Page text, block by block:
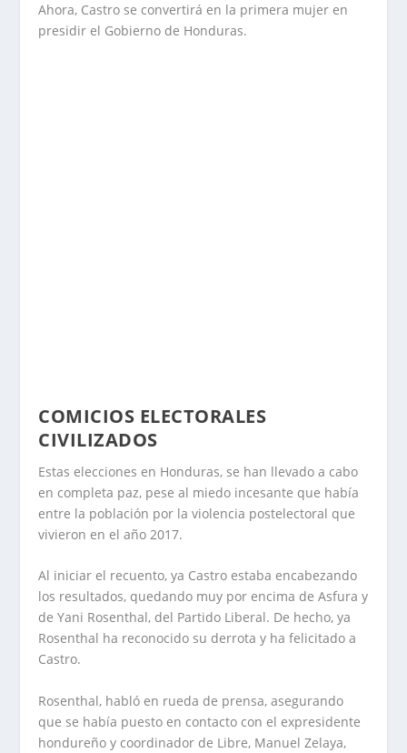
Ahora, Castro se convertirá en la primera mujer en
presidir el Gobierno de Honduras.
COMICIOS ELECTORALES
CIVILIZADOS
Estas elecciones en Honduras, se han llevado a cabo
en completa paz, pese al miedo incesante que había
entre la población por la violencia postelectoral que
vivieron en el año 2017.
Al iniciar el recuento, ya Castro estaba encabezando
los resultados, quedando muy por encima de Asfura y
de Yani Rosenthal, del Partido Liberal. De hecho, ya
Rosenthal ha reconocido su derrota y ha felicitado a
Castro.
Rosenthal, habló en rueda de prensa, asegurando
que se había puesto en contacto con el expresidente
hondureño y coordinador de Libre, Manuel Zelaya,